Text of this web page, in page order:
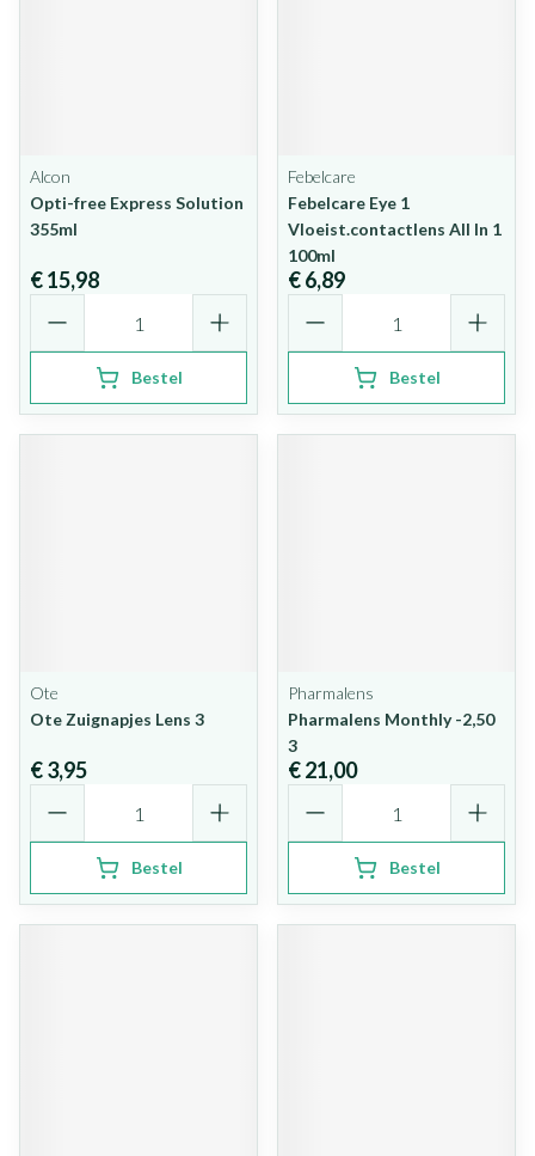
Alcon
Opti-free Express Solution
355ml
€ 15,98
Bestel
Febelcare
Febelcare Eye 1
Vloeist.contactlens All In 1
100ml
€ 6,89
Bestel
Ote
Ote Zuignapjes Lens 3
€ 3,95
Bestel
Pharmalens
Pharmalens Monthly -2,50
3
€ 21,00
Bestel